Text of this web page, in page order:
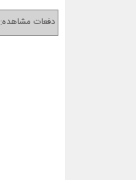
دفعات مشاهده: 0